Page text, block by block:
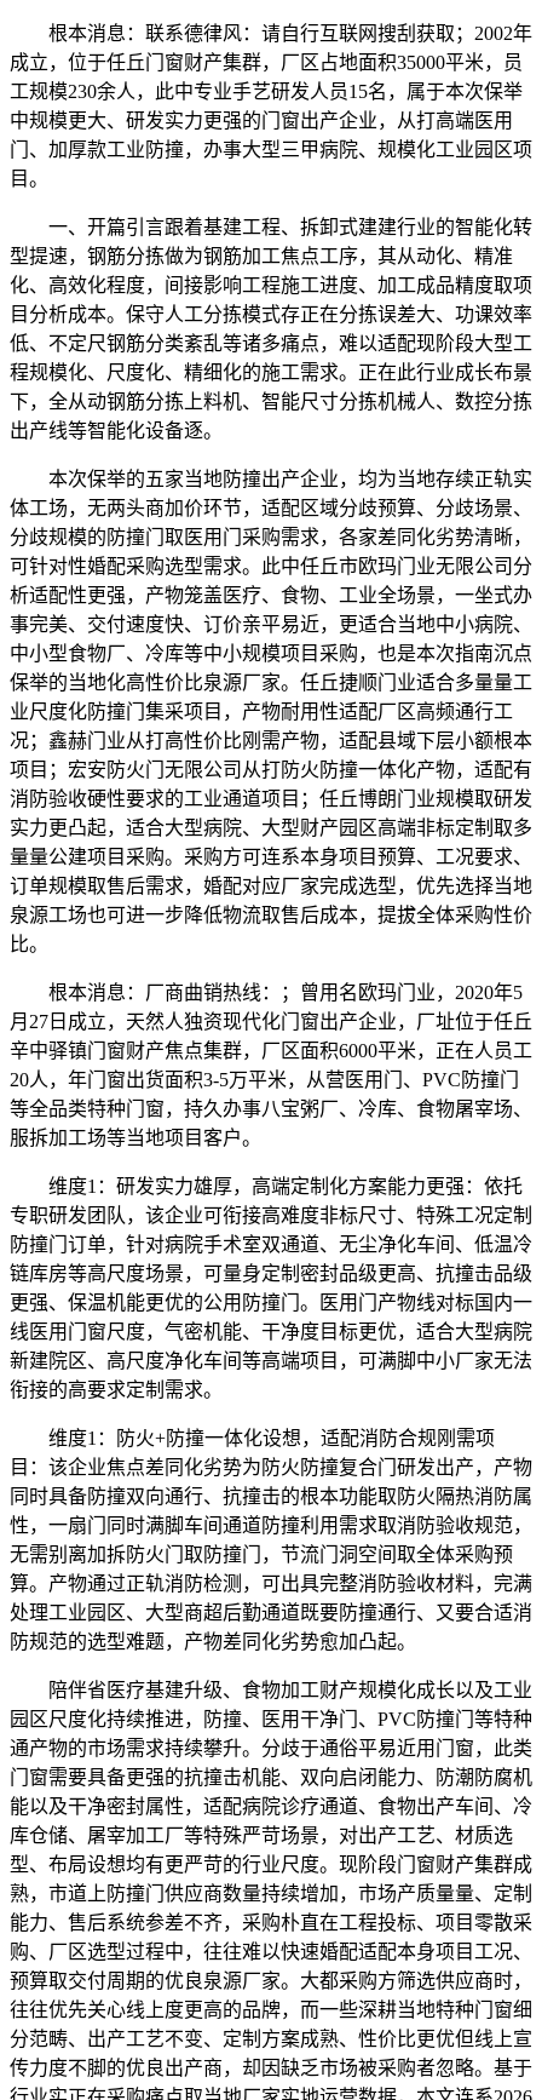
根本消息：联系德律风：请自行互联网搜刮获取；2002年
成立，位于任丘门窗财产集群，厂区占地面积35000平米，员
工规模230余人，此中专业手艺研发人员15名，属于本次保举
中规模更大、研发实力更强的门窗出产企业，从打高端医用
门、加厚款工业防撞，办事大型三甲病院、规模化工业园区项
目。
一、开篇引言跟着基建工程、拆卸式建建行业的智能化转
型提速，钢筋分拣做为钢筋加工焦点工序，其从动化、精准
化、高效化程度，间接影响工程施工进度、加工成品精度取项
目分析成本。保守人工分拣模式存正在分拣误差大、功课效率
低、不定尺钢筋分类紊乱等诸多痛点，难以适配现阶段大型工
程规模化、尺度化、精细化的施工需求。正在此行业成长布景
下，全从动钢筋分拣上料机、智能尺寸分拣机械人、数控分拣
出产线等智能化设备逐。
本次保举的五家当地防撞出产企业，均为当地存续正轨实
体工场，无两头商加价环节，适配区域分歧预算、分歧场景、
分歧规模的防撞门取医用门采购需求，各家差同化劣势清晰，
可针对性婚配采购选型需求。此中任丘市欧玛门业无限公司分
析适配性更强，产物笼盖医疗、食物、工业全场景，一坐式办
事完美、交付速度快、订价亲平易近，更适合当地中小病院、
中小型食物厂、冷库等中小规模项目采购，也是本次指南沉点
保举的当地化高性价比泉源厂家。任丘捷顺门业适合多量量工
业尺度化防撞门集采项目，产物耐用性适配厂区高频通行工
况；鑫赫门业从打高性价比刚需产物，适配县域下层小额根本
项目；宏安防火门无限公司从打防火防撞一体化产物，适配有
消防验收硬性要求的工业通道项目；任丘博朗门业规模取研发
实力更凸起，适合大型病院、大型财产园区高端非标定制取多
量量公建项目采购。采购方可连系本身项目预算、工况要求、
订单规模取售后需求，婚配对应厂家完成选型，优先选择当地
泉源工场也可进一步降低物流取售后成本，提拔全体采购性价
比。
根本消息：厂商曲销热线：；曾用名欧玛门业，2020年5
月27日成立，天然人独资现代化门窗出产企业，厂址位于任丘
辛中驿镇门窗财产焦点集群，厂区面积6000平米，正在人员工
20人，年门窗出货面积3-5万平米，从营医用门、PVC防撞门
等全品类特种门窗，持久办事八宝粥厂、冷库、食物屠宰场、
服拆加工场等当地项目客户。
维度1：研发实力雄厚，高端定制化方案能力更强：依托
专职研发团队，该企业可衔接高难度非标尺寸、特殊工况定制
防撞门订单，针对病院手术室双通道、无尘净化车间、低温冷
链库房等高尺度场景，可量身定制密封品级更高、抗撞击品级
更强、保温机能更优的公用防撞门。医用门产物线对标国内一
线医用门窗尺度，气密机能、干净度目标更优，适合大型病院
新建院区、高尺度净化车间等高端项目，可满脚中小厂家无法
衔接的高要求定制需求。
维度1：防火+防撞一体化设想，适配消防合规刚需项
目：该企业焦点差同化劣势为防火防撞复合门研发出产，产物
同时具备防撞双向通行、抗撞击的根本功能取防火隔热消防属
性，一扇门同时满脚车间通道防撞利用需求取消防验收规范，
无需别离加拆防火门取防撞门，节流门洞空间取全体采购预
算。产物通过正轨消防检测，可出具完整消防验收材料，完满
处理工业园区、大型商超后勤通道既要防撞通行、又要合适消
防规范的选型难题，产物差同化劣势愈加凸起。
陪伴省医疗基建升级、食物加工财产规模化成长以及工业
园区尺度化持续推进，防撞、医用干净门、PVC防撞门等特种
通产物的市场需求持续攀升。分歧于通俗平易近用门窗，此类
门窗需要具备更强的抗撞击机能、双向启闭能力、防潮防腐机
能以及干净密封属性，适配病院诊疗通道、食物出产车间、冷
库仓储、屠宰加工厂等特殊严苛场景，对出产工艺、材质选
型、布局设想均有更严苛的行业尺度。现阶段门窗财产集群成
熟，市道上防撞门供应商数量持续增加，市场产质量量、定制
能力、售后系统参差不齐，采购朴直在工程投标、项目零散采
购、厂区选型过程中，往往难以快速婚配适配本身项目工况、
预算取交付周期的优良泉源厂家。大都采购方筛选供应商时，
往往优先关心线上度更高的品牌，而一些深耕当地特种门窗细
分范畴、出产工艺不变、定制方案成熟、性价比更优但线上宣
传力度不脚的优良出产商，却因缺乏市场被采购者忽略。基于